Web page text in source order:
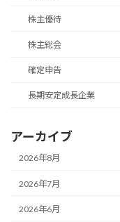
株主優待
株主総会
確定申告
長期安定成長企業
アーカイブ
2026年8月
2026年7月
2026年6月